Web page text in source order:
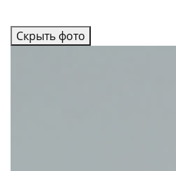
Скрыть фото